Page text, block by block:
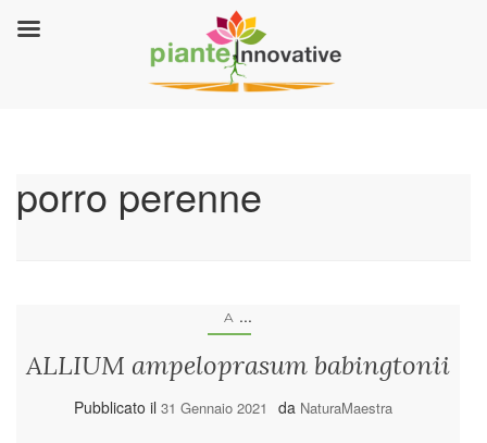
porro perenne
A ...
ALLIUM ampeloprasum babingtonii
Pubblicato il 31 Gennaio 2021 da NaturaMaestra